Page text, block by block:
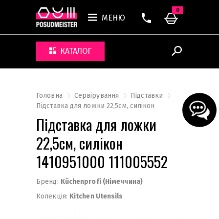
МЕНЮ
КАТАЛОГ
0
Головна Сервірування
Підставки
Підставка для ложки 22,5см, силікон
Підставка для ложки
22,5см, силікон
1410951000 111005552
Бренд: Küchenprofi (Німеччина)
Колекція: Kitchen Utensils